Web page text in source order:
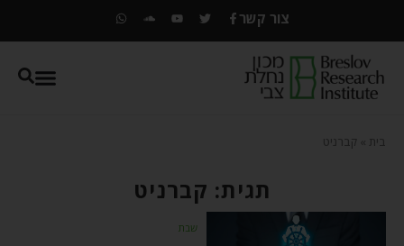
צור קשר
בית קברניט
תגית: קברניט
שבת